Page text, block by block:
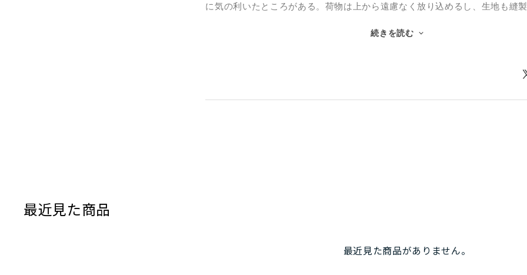
に気の利いたところがある。荷物は上から遠慮なく放り込めるし、生地も縫
り、薄い書類や貴重品を静かに守ってくれる。こうした控えめな気遣いは、
2.3全面にチャック一つで上下に分かれている収納
続きを読む
最近見た商品
最近見た商品がありません。